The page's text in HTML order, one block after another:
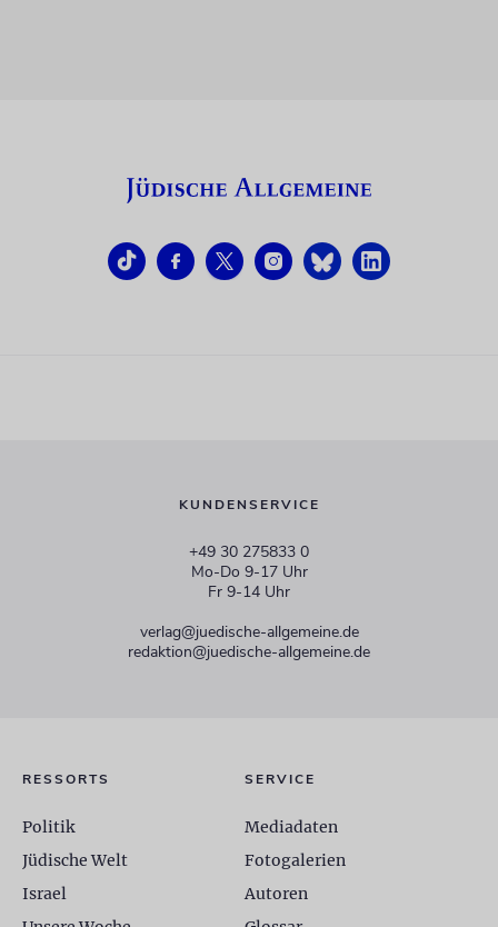
KUNDENSERVICE
+49 30 275833 0
Mo-Do 9-17 Uhr
Fr 9-14 Uhr
verlag@juedische-allgemeine.de
redaktion@juedische-allgemeine.de
RESSORTS
Politik
Jüdische Welt
Israel
SERVICE
Mediadaten
Fotogalerien
Autoren